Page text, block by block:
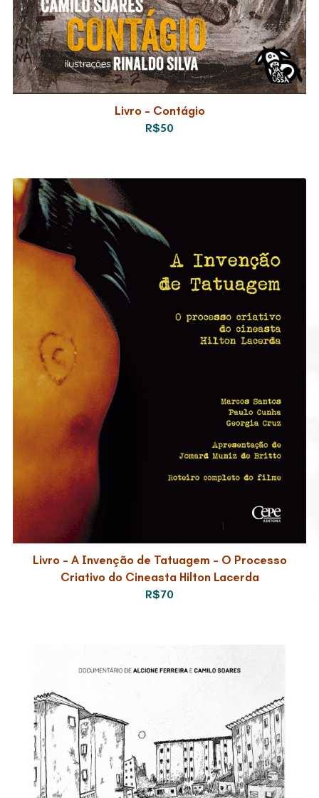
Livro – Contágio
R$50
Livro – A Invenção de Tatuagem – O Processo
Criativo do Cineasta Hilton Lacerda
R$70